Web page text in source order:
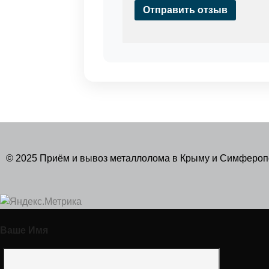
Отправить отзыв
© 2025 Приём и вывоз металлолома в Крыму и
Ваше Имя